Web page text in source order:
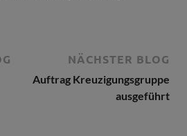
NÄCHSTER BLOG
Auftrag Kreuzigungsgruppe
ausgeführt